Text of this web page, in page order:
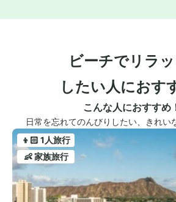
ビーチでリラ
したい人におす
こんな人におすすめ
日常を忘れてのんびりしたい、きれい
👶 家族旅行
👦🏻 1人旅行